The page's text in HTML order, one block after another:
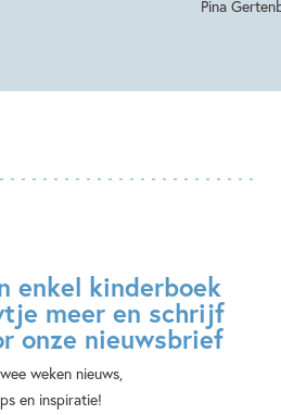
Pina
enkel kinderboek
meer en schrijf
onze nieuwsbrief
weken nieuws,
en inspiratie!